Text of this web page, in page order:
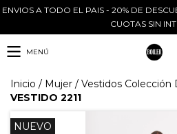
ENVIOS A TODO EL PAIS - 20% DE
CUOTAS SIN
MENÚ
Inicio / Mujer / Vestidos Colección
VESTIDO 2211
NUEVO